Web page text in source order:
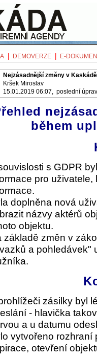
DEMOVERZE E-
Nejzásadnější změny v
Kršek Miroslav
15.01.2019 06:07, poslední
během
s GDPR
pro
doplněna nová
názvy aktérů
objektu.
základě změn v
a pohledávek"
zásilky byl
- hlavička
a u datumu
vytvořeno rozhraní
otevření